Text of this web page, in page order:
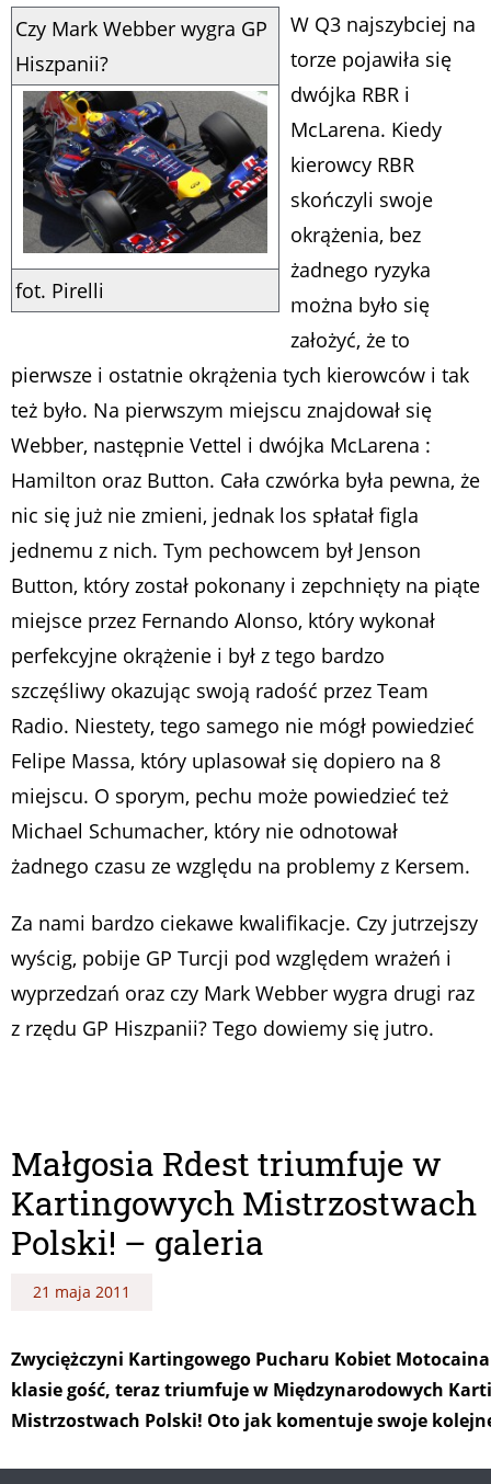
Czy Mark Webber wygra GP
Hiszpanii?
fot. Pirelli
W Q3 najszybciej na
torze pojawiła się
dwójka RBR i
McLarena. Kiedy
kierowcy RBR
skończyli swoje
okrążenia, bez
żadnego ryzyka
można było się
założyć, że to
pierwsze i ostatnie okrążenia tych kierowców i tak
też było. Na pierwszym miejscu znajdował się
Webber, następnie Vettel i dwójka McLarena :
Hamilton oraz Button. Cała czwórka była pewna, że
nic się już nie zmieni, jednak los spłatał figla
jednemu z nich. Tym pechowcem był Jenson
Button, który został pokonany i zepchnięty na piąte
miejsce przez Fernando Alonso, który wykonał
perfekcyjne okrążenie i był z tego bardzo
szczęśliwy okazując swoją radość przez Team
Radio. Niestety, tego samego nie mógł powiedzieć
Felipe Massa, który uplasował się dopiero na 8
miejscu. O sporym, pechu może powiedzieć też
Michael Schumacher, który nie odnotował
żadnego czasu ze względu na problemy z Kersem.
Za nami bardzo ciekawe kwalifikacje. Czy jutrzejszy
wyścig, pobije GP Turcji pod względem wrażeń i
wyprzedzań oraz czy Mark Webber wygra drugi raz
z rzędu GP Hiszpanii? Tego dowiemy się jutro.
Małgosia Rdest triumfuje w
Kartingowych Mistrzostwach
Polski! – galeria
21 maja 2011
Zwyciężczyni Kartingowego Pucharu Kobiet
klasie gość, teraz triumfuje w Międzynarodowych
Mistrzostwach Polski! Oto jak komentuje swoje